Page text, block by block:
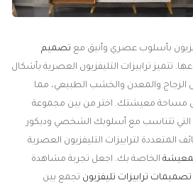
بأسلوب عصري وأنيق مع تصميم
تتميز ترابيزات التليفزيون العصرية بأشكال
الزجاج والمعدن والخشب الطبيعي، مما
مساحة معيشتك. اختر من بين مجموعة
التي تتناسب مع أسلوبك الشخصي وديكور
المتعددة لترابيزات التليفزيون العصرية
الخاصة بك. اجعل تجربة مشاهدة
تصميمات ترابيزات تليفزيون تجمع بين